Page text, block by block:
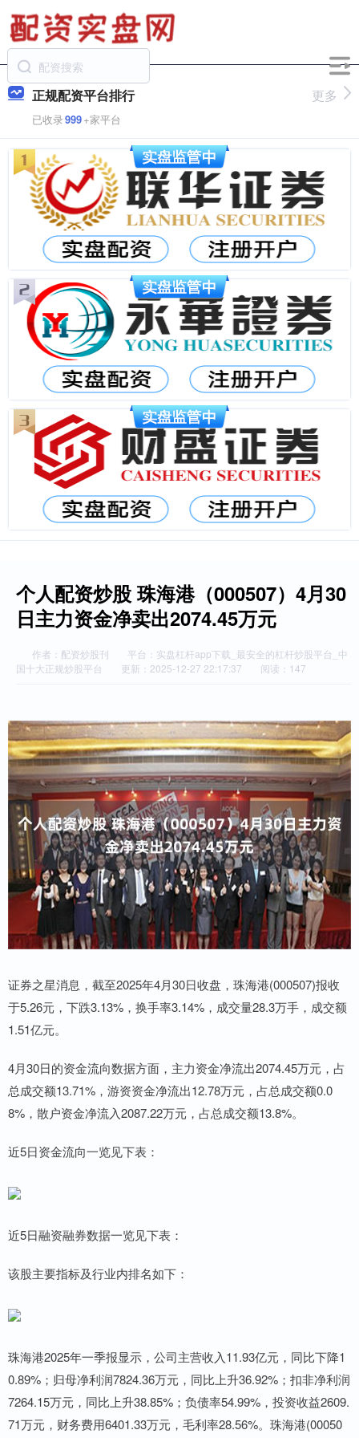
正规配资平台排行
已收录999+家平台
更多
个人配资炒股 珠海港（000507）4月30
日主力资金净卖出2074.45万元
作者：配资炒股刊
平台：实盘杠杆app下载_最安全的杠杆炒股平台_中
国十大正规炒股平台
更新：2025-12-27 22:17:37 阅读：147
证券之星消息，截至2025年4月30日收盘，珠海港(000507)报收
于5.26元，下跌3.13%，换手率3.14%，成交量28.3万手，成交额
1.51亿元。
4月30日的资金流向数据方面，主力资金净流出2074.45万元，占
总成交额13.71%，游资资金净流出12.78万元，占总成交额0.0
8%，散户资金净流入2087.22万元，占总成交额13.8%。
近5日资金流向一览见下表：
近5日融资融券数据一览见下表：
该股主要指标及行业内排名如下：
珠海港2025年一季报显示，公司主营收入11.93亿元，同比下降1
0.89%；归母净利润7824.36万元，同比上升36.92%；扣非净利润
7264.15万元，同比上升38.85%；负债率54.99%，投资收益2609.
71万元，财务费用6401.33万元，毛利率28.56%。珠海港(00050